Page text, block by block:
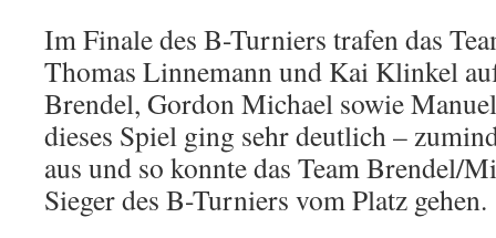
Im Finale des B-Turniers trafen das
Thomas Linnemann und Kai Klinkel
Brendel, Gordon Michael sowie
dieses Spiel ging sehr deutlich –
aus und so konnte das Team Brendel/
Sieger des B-Turniers vom Platz gehen.